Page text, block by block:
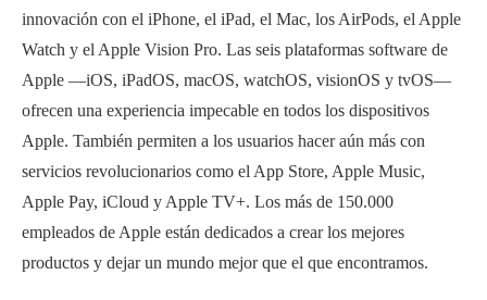
innovación con el iPhone, el iPad, el Mac, los AirPods, el Apple
Watch y el Apple Vision Pro. Las seis plataformas software de
Apple —iOS, iPadOS, macOS, watchOS, visionOS y tvOS—
ofrecen una experiencia impecable en todos los dispositivos
Apple. También permiten a los usuarios hacer aún más con
servicios revolucionarios como el App Store, Apple Music,
Apple Pay, iCloud y Apple TV+. Los más de 150.000
empleados de Apple están dedicados a crear los mejores
productos y dejar un mundo mejor que el que encontramos.